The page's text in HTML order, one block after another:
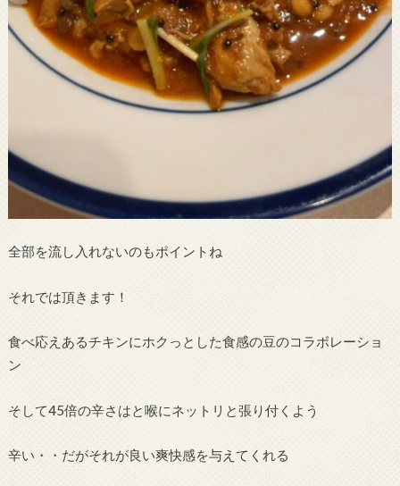
全部を流し入れないのもポイントね
それでは頂きます！
食べ応えあるチキンにホクっとした食感の豆のコラボレーショ
ン
そして45倍の辛さはと喉にネットリと張り付くよう
辛い・・だがそれが良い爽快感を与えてくれる